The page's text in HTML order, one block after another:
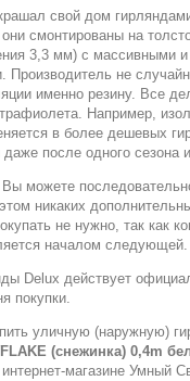
свой дом
они смонтированы на
3,3 мм) с массивными
Производитель не
именно резину. Все
Например,
в более дешевых
даже после одного сезона
можете
никаких
не нужно, так как
началом следующей.
Delux действует
покупки.
уличную (наружную)
(снежинка) 0,4m
магазине Умный